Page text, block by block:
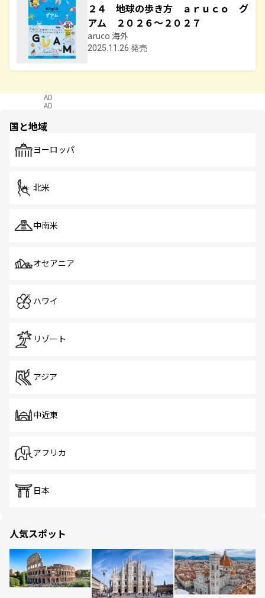
２４ 地球の歩き方 ａｒｕｃｏ グ
アム ２０２６～２０２７
aruco 海外
2025.11.26 発売
AD
AD
国と地域
ヨーロッパ
北米
中南米
オセアニア
ハワイ
リゾート
アジア
中近東
アフリカ
日本
人気スポット